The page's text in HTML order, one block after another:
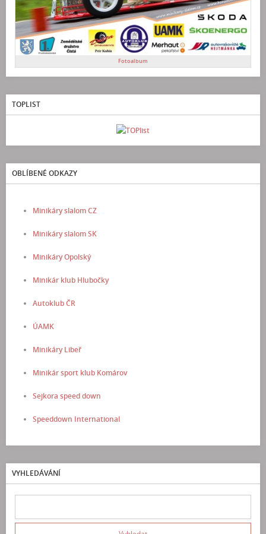
Fotoalbum
TOPLIST
OBLÍBENÉ ODKAZY
Minikáry slalom CZ
Minikáry slalom SK
Minikáry Opolský
Minikár klub Hlubočky
Autoklub ČR
ÚAMK
Minikáry Libeř
Minikár sport klub Komárov
Sejkora speed down
Speeddown International
VYHLEDÁVÁNÍ